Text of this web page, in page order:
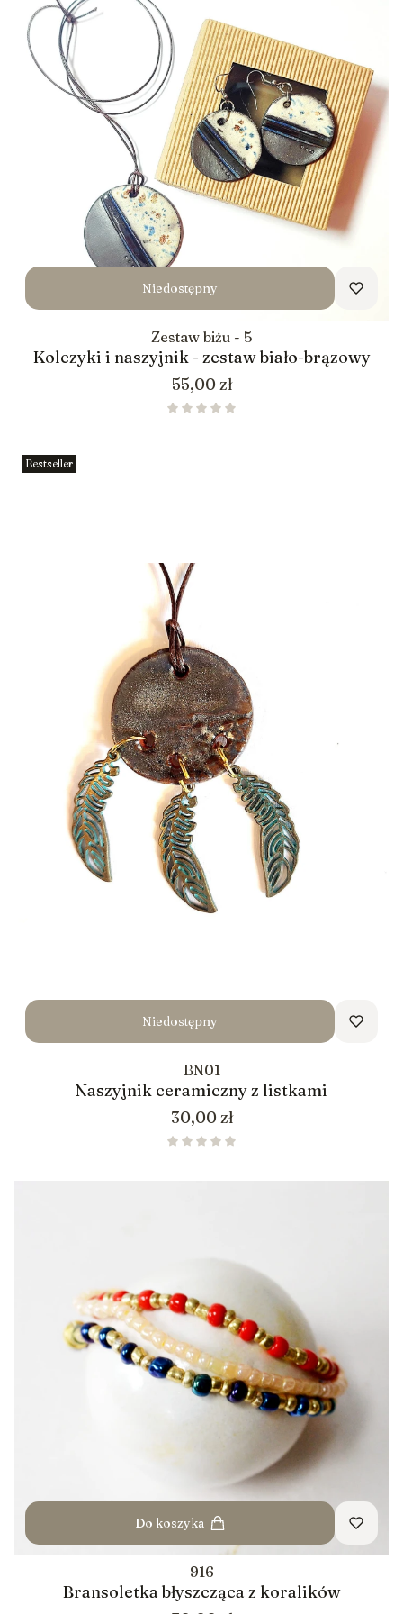
Niedostępny
Zestaw biżu - 5
Kolczyki i naszyjnik - zestaw biało-brązowy
Cena
55,00 zł
Bestseller
Niedostępny
BN01
Naszyjnik ceramiczny z listkami
Cena
30,00 zł
Do koszyka
916
Bransoletka błyszcząca z koralików